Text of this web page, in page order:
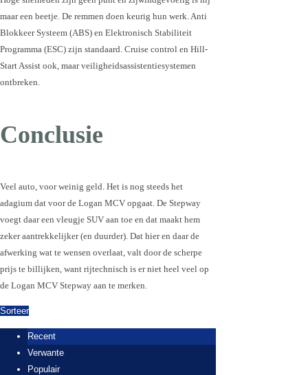
maar een beetje. De remmen doen keurig hun werk. Anti
Blokkeer Systeem (ABS) en Elektronisch Stabiliteit
Programma (ESC) zijn standaard. Cruise control en Hill-
Start Assist ook, maar veiligheidsassistentiesystemen
ontbreken.
Conclusie
Veel auto, voor weinig geld. Het is nog steeds het
adagium dat voor de Logan MCV opgaat. De Stepway
voegt daar een vleugje SUV aan toe en dat maakt hem
zeker aantrekkelijker (en duurder). Dat hier en daar de
afwerking wat te wensen overlaat, valt door de scherpe
prijs te billijken, want rijtechnisch is er niet heel veel op
de Logan MCV Stepway aan te merken.
Sorteer
Recent
Verwante
Populair